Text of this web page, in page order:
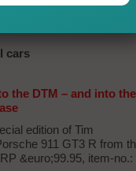
cars
the DTM – and into the
edition of Tim
911 GT3 R from
&euro;99.95, item-no.: